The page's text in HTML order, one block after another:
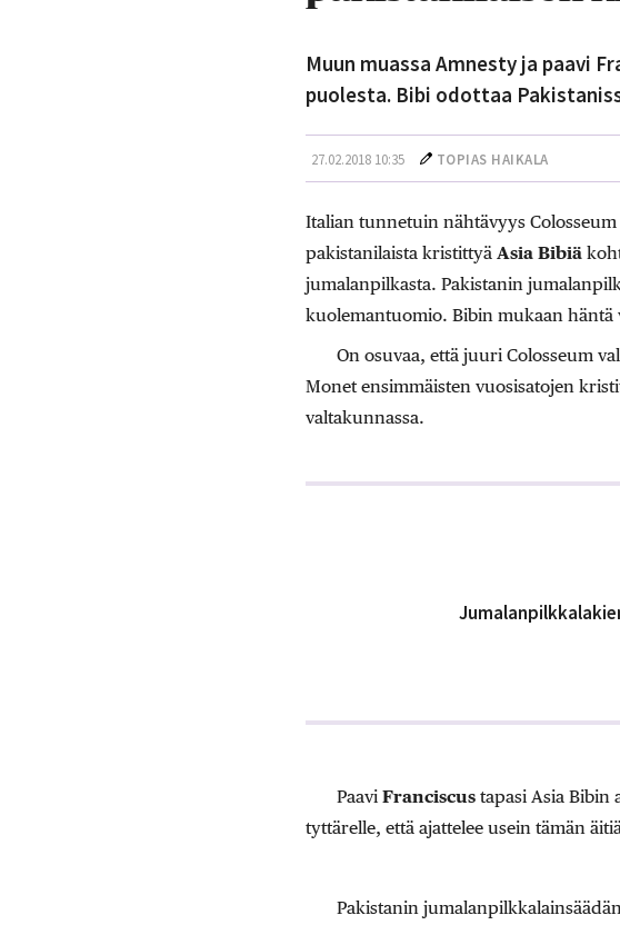
Muun muassa Amnesty ja paavi
puolesta. Bibi odottaa
27.02.2018 10:35 TOPIAS HAIKALA
Italian tunnetuin nähtävyys
pakistanilaista kristittyä Asia Bibiä
jumalanpilkasta. Pakistanin
kuolemantuomio. Bibin mukaan häntä
On osuvaa, että juuri Colosseum
Monet ensimmäisten vuosisatojen
valtakunnassa.
Paavi Franciscustapasi Asia Bibin
tyttärelle, että ajattelee usein tämän
Pakistanin